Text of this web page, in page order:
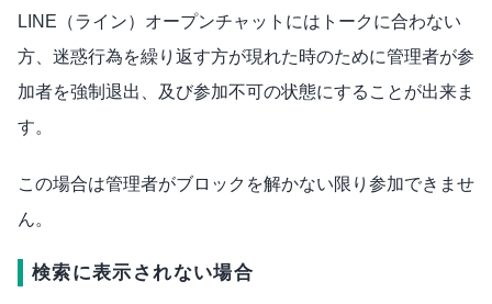
LINE（ライン）オープンチャットにはトークに合わない
方、迷惑行為を繰り返す方が現れた時のために管理者が参
加者を強制退出、及び参加不可の状態にすることが出来ま
す。
この場合は管理者がブロックを解かない限り参加できませ
ん。
検索に表示されない場合